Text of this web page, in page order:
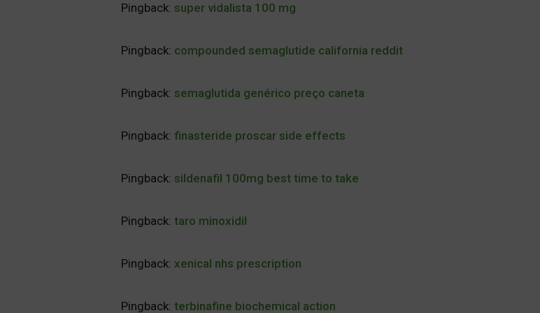
Pingback: super vidalista 100 mg
Pingback: compounded semaglutide california reddit
Pingback: semaglutida genérico preço caneta
Pingback: finasteride proscar side effects
Pingback: sildenafil 100mg best time to take
Pingback: taro minoxidil
Pingback: xenical nhs prescription
Pingback: terbinafine biochemical action